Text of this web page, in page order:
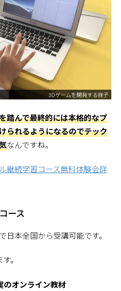
3Dゲームを開発する様子
踏んで最終的には本格的なプ
られるようになるのでテック
なんですね。
継続学習コース無料体験会詳
ース
本全国から受講可能です。
。
のオンライン教材